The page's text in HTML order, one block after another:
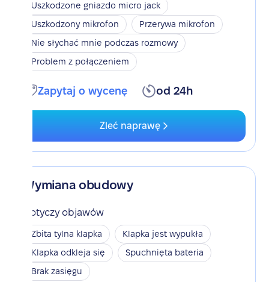
Uszkodzone gniazdo micro jack
Uszkodzony mikrofon
Przerywa mikrofon
Nie słychać mnie podczas rozmowy
Problem z połączeniem
Zapytaj o wycenę od 24h
Zleć naprawę
Wymiana obudowy
Dotyczy objawów
Zbita tylna klapka
Klapka jest wypukła
Klapka odkleja się
Spuchnięta bateria
Brak zasięgu